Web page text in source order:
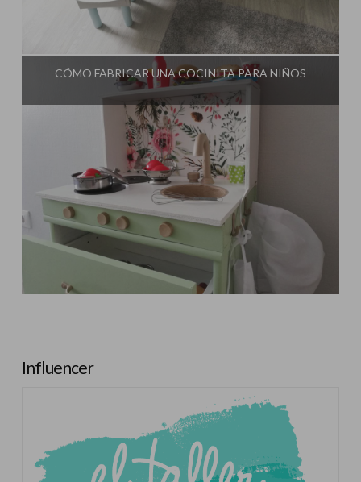
Influencer: El Taller de Ire
CÓMO FABRICAR UNA COCINITA PARA NIÑOS
Influencer:El Taller de Ire
Influencer